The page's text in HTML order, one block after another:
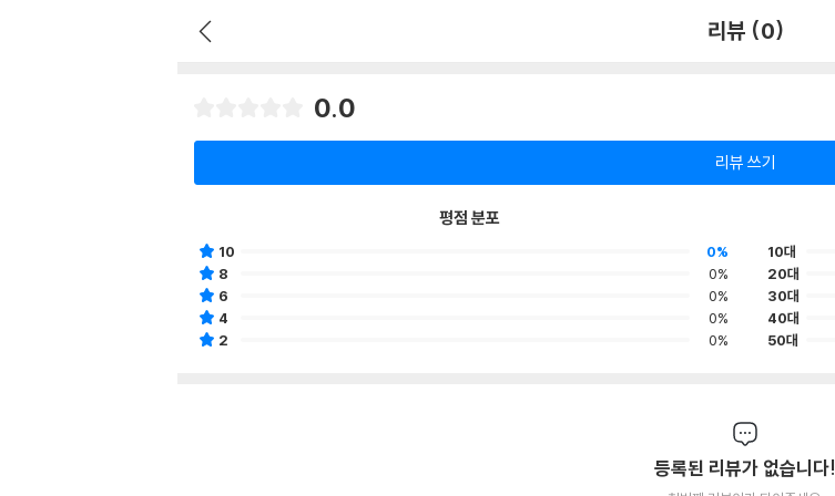
리뷰 (0)
0.0
리뷰 쓰기
평점 분포
10
0%
8
0%
6
0%
4
0%
2
0%
10대
20대
30대
40대
50대
등록된 리뷰가 없습니다!